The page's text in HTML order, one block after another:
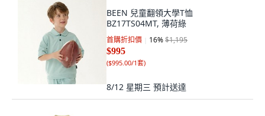
BEEN 兒童翻領大學T恤
BZ17TS04MT, 薄荷綠
首購折扣價 16%$1,195
$995
($995.00/1套)
8/12 星期三 預計送達